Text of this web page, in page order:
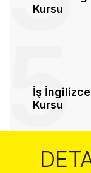
Kursu
İş
Kursu
5